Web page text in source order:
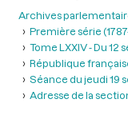
Archives
Première série
Tome LXXIV - Du
République
Séance du jeudi 19
Adresse de la